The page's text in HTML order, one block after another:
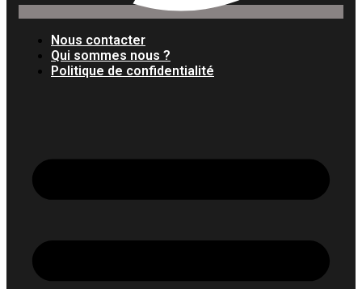
Nous contacter
Qui sommes nous ?
Politique de confidentialité